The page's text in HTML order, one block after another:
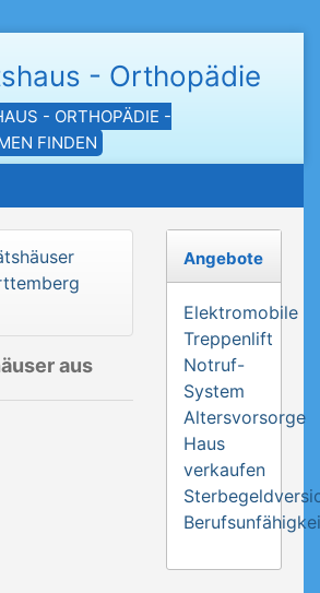
- Orthopädie
- ORTHOPÄDIE -
FINDEN
aus
Angebote
Elektromobile
Treppenlift
Notruf-
System
Altersvorsorge
Haus
verkaufen